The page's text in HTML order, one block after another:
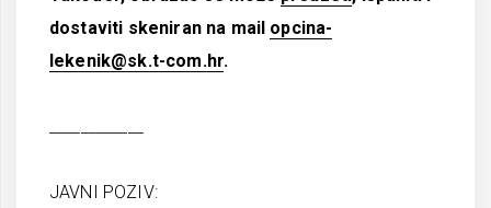
dostaviti skeniran na mail opcina-
lekenik@sk.t-com.hr.
JAVNI POZIV: